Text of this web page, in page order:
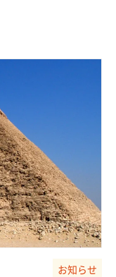
お知らせ